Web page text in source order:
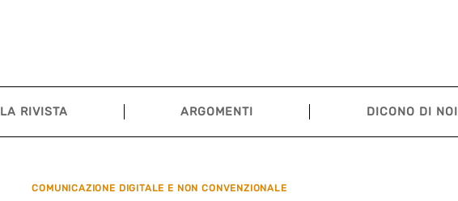
LA RIVISTA ARGOMENTI DICONO DI NOI
COMUNICAZIONE DIGITALE E NON CONVENZIONALE